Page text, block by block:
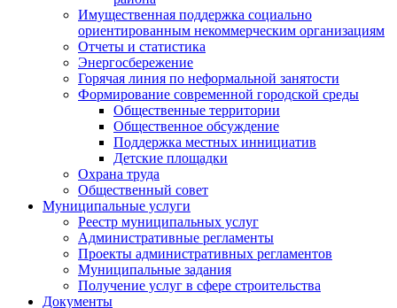
Имущественная поддержка социально
ориентированным некоммерческим организациям
Отчеты и статистика
Энергосбережение
Горячая линия по неформальной занятости
Формирование современной городской среды
Общественные территории
Общественное обсуждение
Поддержка местных иннициатив
Детские площадки
Охрана труда
Общественный совет
Муниципальные услуги
Реестр муниципальных услуг
Административные регламенты
Проекты административных регламентов
Муниципальные задания
Получение услуг в сфере строительства
Документы